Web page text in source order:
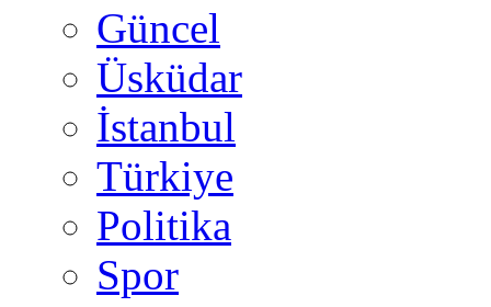
Güncel
Üsküdar
İstanbul
Türkiye
Politika
Spor